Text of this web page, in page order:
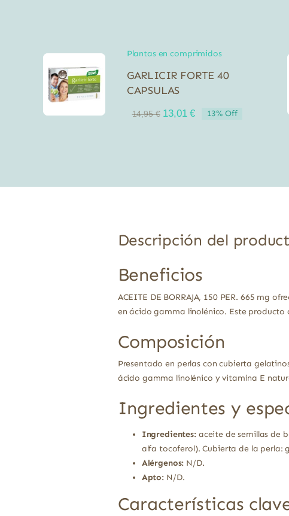
Plantas en comprimidos
GARLICIR FORTE 40
CAPSULAS
14,95€ El
13,01€El
13% Off
Descripción del
Beneficios
ACEITE DE BORRAJA, 150 PER. 665 mg
en ácido gamma linolénico. Este
Composición
Presentado en perlas con cubierta
ácido gamma linolénico y vitamina E
Ingredientes y
Ingredientes:aceite de semillas de
alfa tocoferol). Cubierta de la perla:
Alérgenos: N/D.
Apto: N/D.
Características